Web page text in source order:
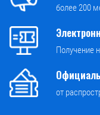
более 200
Получение
от